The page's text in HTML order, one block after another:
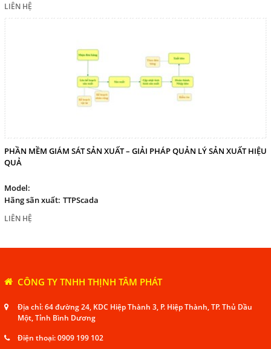
LIÊN HỆ
PHẦN MỀM GIÁM SÁT SẢN XUẤT – GIẢI PHÁP QUẢN LÝ SẢN XUẤT HIỆU
QUẢ
Model:
Hãng sãn xuất: TTPScada
LIÊN HỆ
CÔNG TY TNHH THỊNH TÂM PHÁT
Địa chỉ: 64 đường 24, KDC Hiệp Thành 3, P. Hiệp Thành, TP. Thủ Dầu
Một, Tỉnh Bình Dương
Điện thoại:0909 199 102